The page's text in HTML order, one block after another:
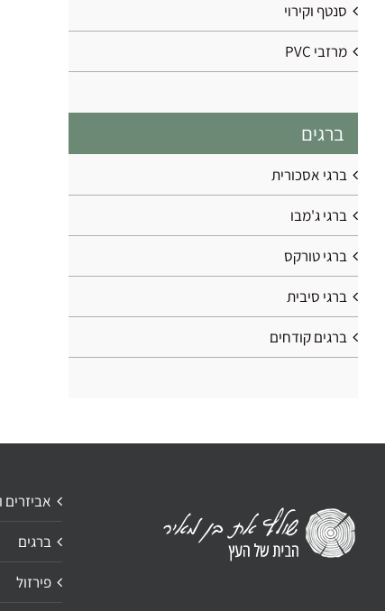
סנטף וקירוי
מרזבי PVC
ברגים
ברגי אסכורית
ברגי ג'מבו
ברגי טורקס
ברגי סיבית
ברגים קודחים
אביזרים
ברגים
פירזול